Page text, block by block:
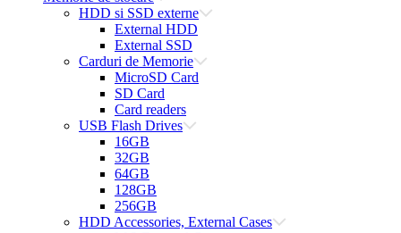
HDD si SSD externe
External HDD
External SSD
Carduri de Memorie
MicroSD Card
SD Card
Card readers
USB Flash Drives
16GB
32GB
64GB
128GB
256GB
HDD Accessories, External Cases